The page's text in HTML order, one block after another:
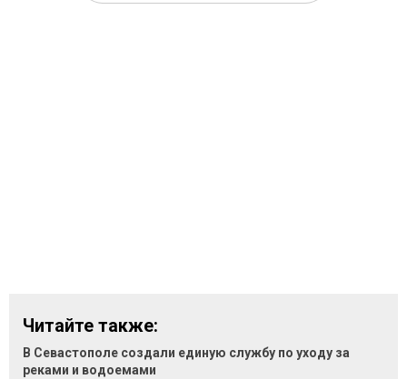
Читайте также:
В Севастополе создали единую службу по уходу за
реками и водоемами